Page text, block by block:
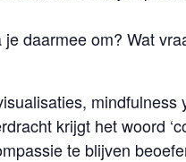
daarmee om? Wat
krijgt het woord
te blijven